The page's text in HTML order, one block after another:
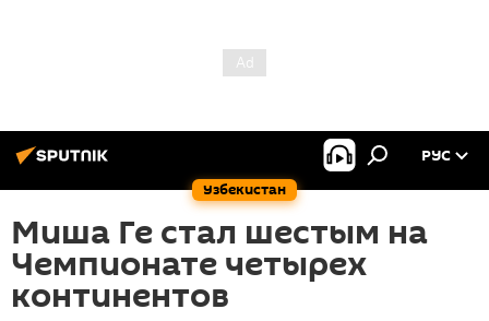
Узбекистан
РУС
Миша Ге стал шестым на
Чемпионате четырех
континентов